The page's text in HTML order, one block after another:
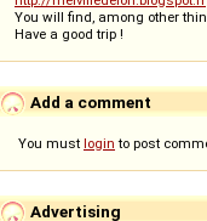
You will find, among other
Have a good trip !
Add a comment
You must login to post
Advertising